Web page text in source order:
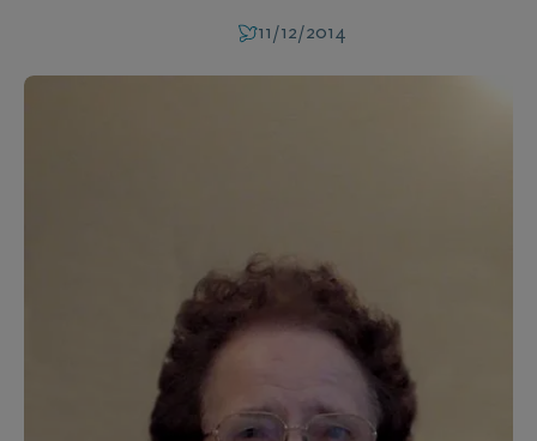
11/12/2014